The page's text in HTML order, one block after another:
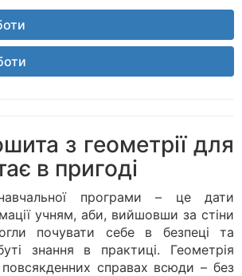
з геометрії для
в пригоді
програми – це дати
учням, аби, вийшовши за стіни
почувати себе в безпеці та
знання в практиці. Геометрія
повсякденних справах всюди – без